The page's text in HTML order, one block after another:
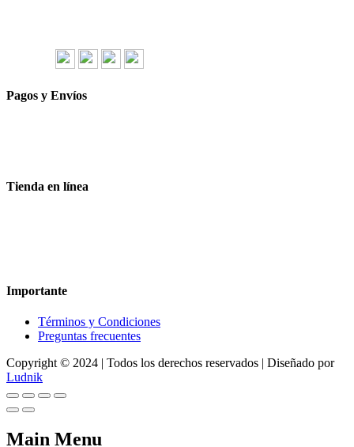
Pagos y Envíos
Tienda en línea
Importante
Términos y Condiciones
Preguntas frecuentes
Copyright © 2024 | Todos los derechos reservados | Diseñado por
Ludnik
Main Menu